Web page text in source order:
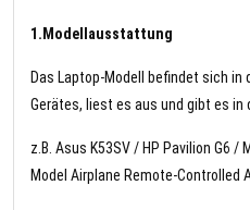
1.Modellausstattung
Das Laptop-Modell befindet sich in
Gerätes, liest es aus und gibt es in
z.B. Asus K53SV / HP Pavilion G6 /
Model Airplane Remote-Controlled